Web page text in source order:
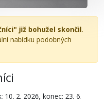
již bohužel skončil.
nabídku podobných
10. 2. 2026, konec: 23. 6.